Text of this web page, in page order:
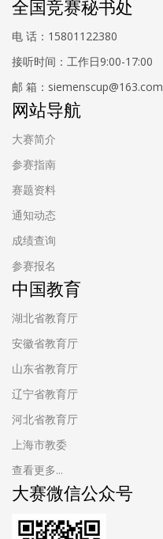
全国竞赛秘书处
电 话：15801122380
接听时间：工作日9:00-17:00
邮 箱：siemenscup@163.com
网站导航
大赛简介
参赛指南
赛题资料
通知动态
成绩查询
参赛报名
中国教育
湖北省教育厅
安徽省教育厅
山东省教育厅
辽宁省教育厅
河北省教育厅
上海市教委
查看更多...
大赛微信公众号